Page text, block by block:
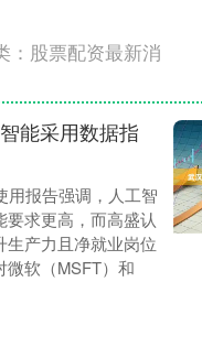
： 股票配资最新消
能采用数据指
用报告强调，人工智
要求更高，而高盛认
生产力且净就业岗位
软（MSFT）和